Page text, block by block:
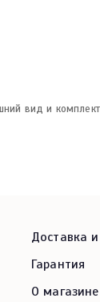
вид и
Доставка
Гарантия
О магазине